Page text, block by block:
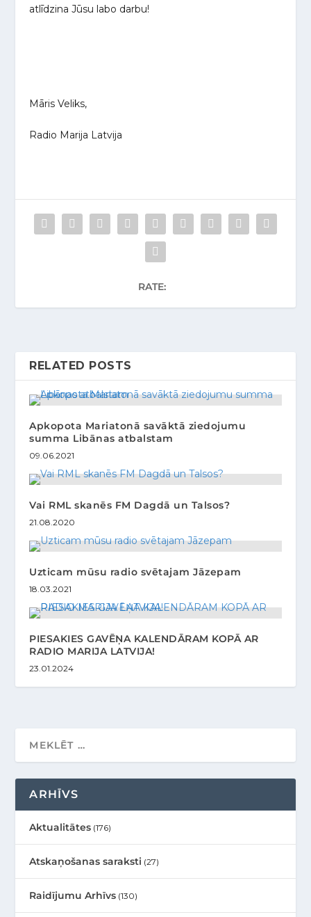
atlīdzina Jūsu labo darbu!
Māris Veliks,
Radio Marija Latvija
RATE:
RELATED POSTS
Apkopota Mariatonā savāktā ziedojumu
summa Libānas atbalstam
09.06.2021
Vai RML skanēs FM Dagdā un Talsos?
21.08.2020
Uzticam mūsu radio svētajam Jāzepam
18.03.2021
PIESAKIES GAVĒŅA KALENDĀRAM KOPĀ AR
RADIO MARIJA LATVIJA!
23.01.2024
ARHĪVS
Aktualitātes (176)
Atskaņošanas saraksti (27)
Raidījumu Arhīvs (130)